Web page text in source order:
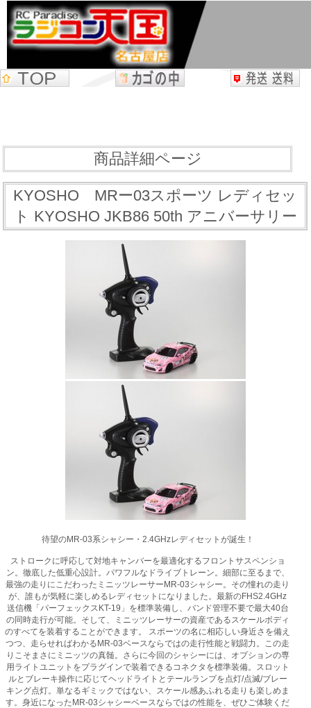
商品詳細ページ
KYOSHO MRー03スポーツ レディセッ
ト KYOSHO JKB86 50th アニバーサリー
待望のMR-03系シャシー・2.4GHzレディセットが誕生！
ストロークに呼応して対地キャンバーを最適化するフロントサスペンショ
ン。徹底した低重心設計。パワフルなドライブトレーン。細部に至るまで、
最強の走りにこだわったミニッツレーサーMR-03シャシー。その憧れの走り
が、誰もが気軽に楽しめるレディセットになりました。最新のFHS2.4GHz
送信機「パーフェックスKT-19」を標準装備し、バンド管理不要で最大40台
の同時走行が可能。そして、ミニッツレーサーの資産であるスケールボディ
のすべてを装着することができます。 スポーツの名に相応しい身近さを備え
つつ、走らせればわかるMR-03ベースならではの走行性能と戦闘力。この走
りこそまさにミニッツの真髄。さらに今回のシャシーには、オプションの専
用ライトユニットをプラグインで装着できるコネクタを標準装備。スロット
ルとブレーキ操作に応じてヘッドライトとテールランプを点灯/点滅/ブレー
キング点灯。単なるギミックではない、スケール感あふれる走りも楽しめま
す。身近になったMR-03シャシーベースならではの性能を、ぜひご体験くだ